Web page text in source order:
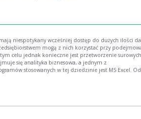
niespotykany wcześniej dostęp do dużych ilości
mogą z nich korzystać przy
celu jednak konieczne jest przetworzenie surowych
się analityka biznesowa, a jednym z
stosowanych w tej dziedzinie jest MS Excel. Od
nauczysz się je układać w historie obfitujące w cenne